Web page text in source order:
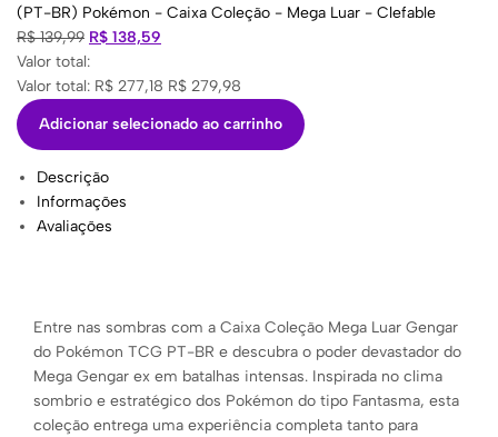
(PT-BR) Pokémon - Caixa Coleção - Mega Luar - Clefable
R$139,99 R$ 138,59
Valor total:
Valor total: R$ 277,18 R$ 279,98
Adicionar selecionado ao carrinho
Descrição
Informações
Avaliações
Entre nas sombras com a Caixa Coleção Mega Luar Gengar
do Pokémon TCG PT-BR e descubra o poder devastador do
Mega Gengar ex em batalhas intensas. Inspirada no clima
sombrio e estratégico dos Pokémon do tipo Fantasma, esta
coleção entrega uma experiência completa tanto para